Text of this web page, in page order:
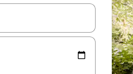
moći ćete ih pregledati koristeći